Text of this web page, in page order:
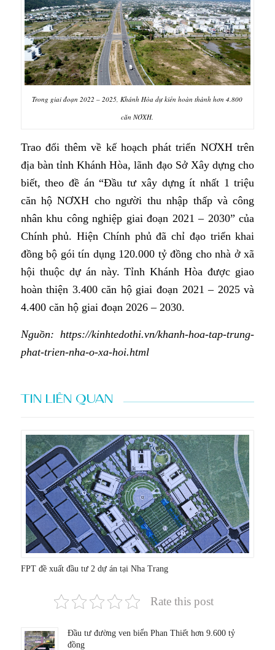
Trong giai đoạn 2022 – 2025, Khánh Hòa dự kiến hoàn thành hơn 4.800
căn NƠXH.
Trao đổi thêm về kế hoạch phát triển NƠXHtrên
địa bàn tỉnh Khánh Hòa, lãnh đạo Sở Xây dựng cho
biết, theo đề án “Đầu tư xây dựng ít nhất 1 triệu
căn hộNƠXH cho người thu nhập thấp và công
nhân khu công nghiệp giai đoạn 2021 – 2030” của
Chính phủ. Hiện Chính phủ đã chỉ đạo triển khai
đồng bộ gói tín dụng 120.000 tỷ đồng cho nhà ở xã
hội thuộc dự án này. Tỉnh Khánh Hòa được giao
hoàn thiện 3.400 căn hộ giai đoạn 2021 – 2025 và
4.400 căn hộ giai đoạn 2026 – 2030.
Nguồn: https://kinhtedothi.vn/khanh-hoa-tap-trung-
phat-trien-nha-o-xa-hoi.html
TIN LIÊN QUAN
FPT đề xuất đầu tư 2 dự án tại Nha Trang
Rate this post
Đầu tư đường ven biển Phan Thiết hơn 9.600 tỷ
đồng